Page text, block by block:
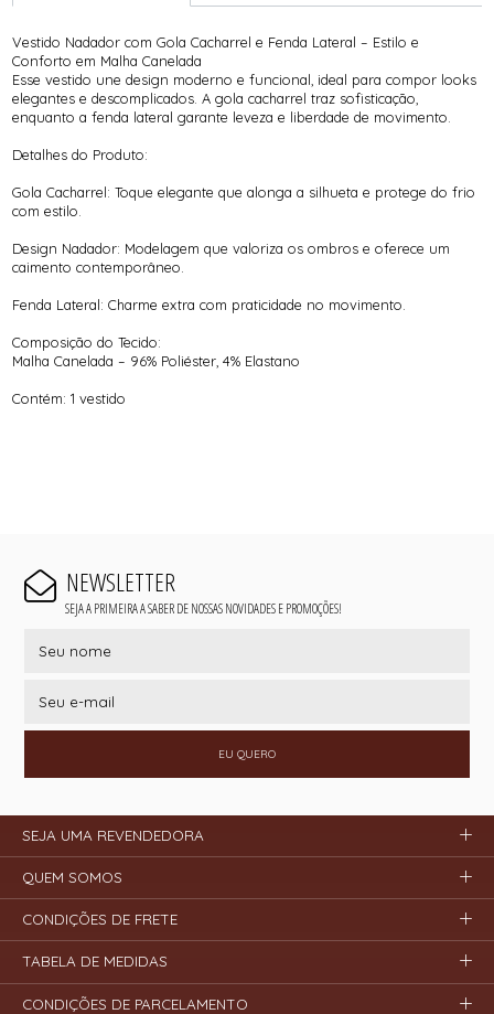
Vestido Nadador com Gola Cacharrel e Fenda Lateral – Estilo e
Conforto em Malha Canelada
Esse vestido une design moderno e funcional, ideal para compor looks
elegantes e descomplicados. A gola cacharrel traz sofisticação,
enquanto a fenda lateral garante leveza e liberdade de movimento.
Detalhes do Produto:
Gola Cacharrel: Toque elegante que alonga a silhueta e protege do frio
com estilo.
Design Nadador: Modelagem que valoriza os ombros e oferece um
caimento contemporâneo.
Fenda Lateral: Charme extra com praticidade no movimento.
Composição do Tecido:
Malha Canelada – 96% Poliéster, 4% Elastano
Contém: 1 vestido
NEWSLETTER
SEJA A PRIMEIRA A SABER DE NOSSAS NOVIDADES E PROMOÇÕES!
EU QUERO
SEJA UMA REVENDEDORA
QUEM SOMOS
CONDIÇÕES DE FRETE
TABELA DE MEDIDAS
CONDIÇÕES DE PARCELAMENTO